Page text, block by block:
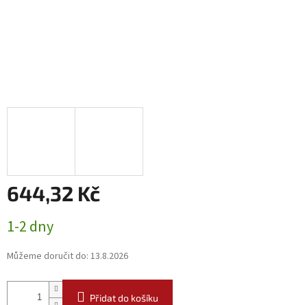
644,32 Kč
cena:
1-2 dny
Můžeme doručit do: 13.8.2026
Přidat do košíku